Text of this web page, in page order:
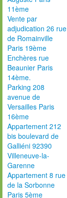
11ème
Vente par
adjudication 26 rue
de Romainville
Paris 19ème
Enchères rue
Beaunier Paris
14ème.
Parking 208
avenue de
Versailles Paris
16ème
Appartement 212
bis boulevard de
Galliéni 92390
Villeneuve-la-
Garenne
Appartement 8 rue
de la Sorbonne
Paris 5ème